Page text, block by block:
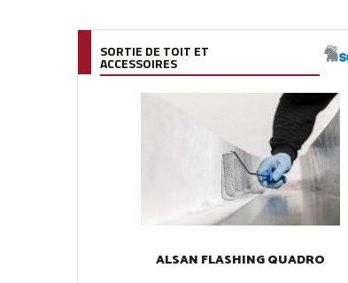
SORTIE DE TOIT ET
ACCESSOIRES
ALSAN FLASHING QUADRO